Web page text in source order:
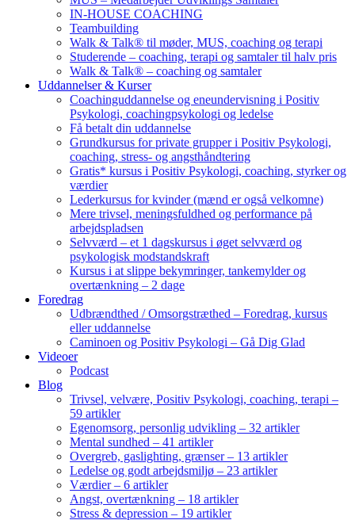
IN-HOUSE COACHING
Teambuilding
Walk & Talk® til møder, MUS, coaching og terapi
Studerende – coaching, terapi og samtaler til halv pris
Walk & Talk® – coaching og samtaler
Uddannelser & Kurser
Coachinguddannelse og eneundervisning i Positiv
Psykologi, coachingpsykologi og ledelse
Få betalt din uddannelse
Grundkursus for private grupper i Positiv Psykologi,
coaching, stress- og angsthåndtering
Gratis* kursus i Positiv Psykologi, coaching, styrker og
værdier
Lederkursus for kvinder (mænd er også velkomne)
Mere trivsel, meningsfuldhed og performance på
arbejdspladsen
Selvværd – et 1 dagskursus i øget selvværd og
psykologisk modstandskraft
Kursus i at slippe bekymringer, tankemylder og
overtænkning – 2 dage
Foredrag
Udbrændthed / Omsorgstræthed – Foredrag, kursus
eller uddannelse
Caminoen og Positiv Psykologi – Gå Dig Glad
Videoer
Podcast
Blog
Trivsel, velvære, Positiv Psykologi, coaching, terapi –
59 artikler
Egenomsorg, personlig udvikling – 32 artikler
Mental sundhed – 41 artikler
Overgreb, gaslighting, grænser – 13 artikler
Ledelse og godt arbejdsmiljø – 23 artikler
Værdier – 6 artikler
Angst, overtænkning – 18 artikler
Stress & depression – 19 artikler